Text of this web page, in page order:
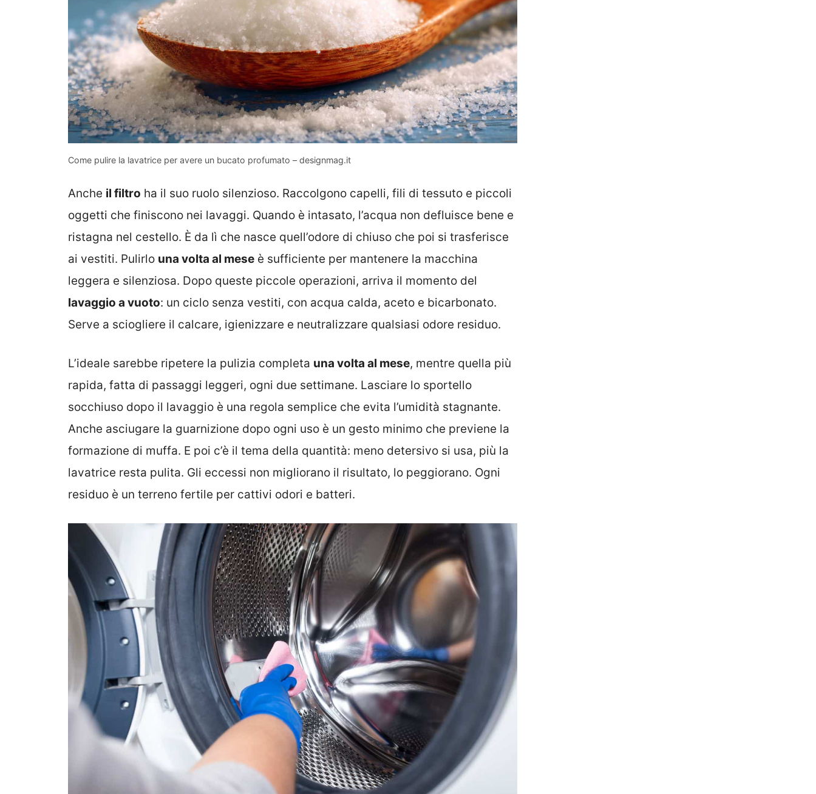
Come pulire la lavatrice per avere un bucato profumato – designmag.it
Anche il filtro ha il suo ruolo silenzioso. Raccolgono capelli, fili di tessuto e piccoli
oggetti che finiscono nei lavaggi. Quando è intasato, l’acqua non defluisce bene e
ristagna nel cestello. È da lì che nasce quell’odore di chiuso che poi si trasferisce
ai vestiti. Pulirlo una volta al mese è sufficiente per mantenere la macchina
leggera e silenziosa. Dopo queste piccole operazioni, arriva il momento del
lavaggio a vuoto: un ciclo senza vestiti, con acqua calda, aceto e bicarbonato.
Serve a sciogliere il calcare, igienizzare e neutralizzare qualsiasi odore residuo.
L’ideale sarebbe ripetere la pulizia completa una volta al mese, mentre quella più
rapida, fatta di passaggi leggeri, ogni due settimane. Lasciare lo sportello
socchiuso dopo il lavaggio è una regola semplice che evita l’umidità stagnante.
Anche asciugare la guarnizione dopo ogni uso è un gesto minimo che previene la
formazione di muffa. E poi c’è il tema della quantità: meno detersivo si usa, più la
lavatrice resta pulita. Gli eccessi non migliorano il risultato, lo peggiorano. Ogni
residuo è un terreno fertile per cattivi odori e batteri.